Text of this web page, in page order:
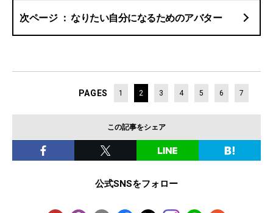
なりたい自分になるためのアバター
PAGES 1 2 3 4 5 6 7
この記事をシェア
公式SNSをフォロー